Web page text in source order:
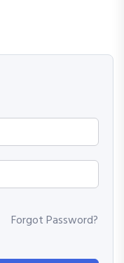
Forgot Password?